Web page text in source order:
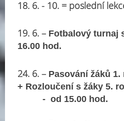
18. 6. - 10. = poslední
19. 6. – Fotbalový turnaj
16.00 hod.
24. 6. – Pasování žáků
+ Rozloučení s
- od 15.00 hod.